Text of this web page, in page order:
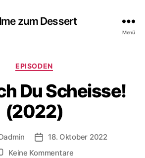
zum Dessert
Menü
Kategorien
EPISODEN
Du Scheisse!
(2022)
Veröffentlichungsdatum
18. Oktober 2022
Keine Kommentarezu